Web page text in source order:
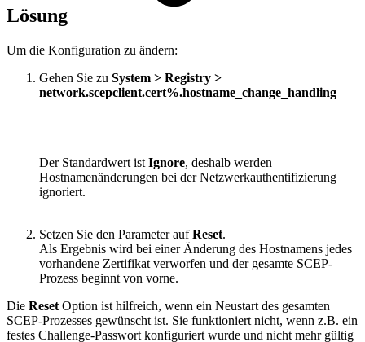
Lösung
Um die Konfiguration zu ändern:
Gehen Sie zu System > Registry >
network.scepclient.cert%.hostname_change_handling
Der Standardwert ist Ignore, deshalb werden
Hostnamenänderungen bei der Netzwerkauthentifizierung
ignoriert.
Setzen Sie den Parameter aufReset.
Als Ergebnis wird bei einer Änderung des Hostnamens jedes
vorhandene Zertifikat verworfen und der gesamte SCEP-
Prozess beginnt von vorne.
Die Reset Option ist hilfreich, wenn ein Neustart des gesamten
SCEP-Prozesses gewünscht ist. Sie funktioniert nicht, wenn z.B. ein
festes Challenge-Passwort konfiguriert wurde und nicht mehr gültig